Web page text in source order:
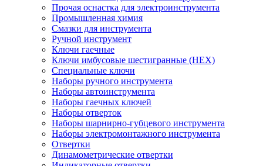
Прочая оснастка для электроинструмента
Промышленная химия
Смазки для инструмента
Ручной инструмент
Ключи гаечные
Ключи имбусовые шестигранные (HEX)
Специальные ключи
Наборы ручного инструмента
Наборы автоинструмента
Наборы гаечных ключей
Наборы отверток
Наборы шарнирно-губцевого инструмента
Наборы электромонтажного инструмента
Отвертки
Динамометрические отвертки